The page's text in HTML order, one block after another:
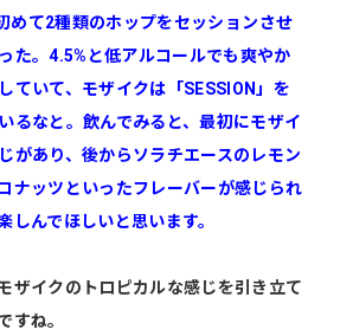
て2種類のホップをセッションさせ
た。4.5%と低アルコールでも爽やか
ていて、モザイクは「SESSION」を
るなと。飲んでみると、最初にモザイ
があり、後からソラチエースのレモン
ナッツといったフレーバーが感じられ
しんでほしいと思います。
ザイクのトロピカルな感じを引き立て
すね。